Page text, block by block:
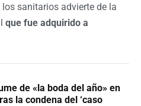
sanitarios advierte de la
que fue adquirido a
de «la boda del año» en
la condena del ‘caso